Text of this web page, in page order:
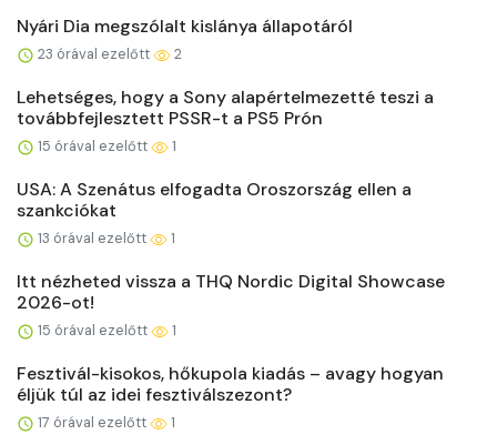
Nyári Dia megszólalt kislánya állapotáról
23 órával ezelőtt 2
Lehetséges, hogy a Sony alapértelmezetté teszi a
továbbfejlesztett PSSR-t a PS5 Prón
15 órával ezelőtt 1
USA: A Szenátus elfogadta Oroszország ellen a
szankciókat
13 órával ezelőtt 1
Itt nézheted vissza a THQ Nordic Digital Showcase
2026-ot!
15 órával ezelőtt 1
Fesztivál-kisokos, hőkupola kiadás – avagy hogyan
éljük túl az idei fesztiválszezont?
17 órával ezelőtt 1